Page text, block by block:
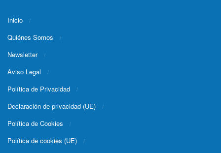
Inicio
Quiénes Somos
Newsletter
Aviso Legal
Política de Privacidad
Declaración de privacidad (UE)
Política de Cookies
Política de cookies (UE)